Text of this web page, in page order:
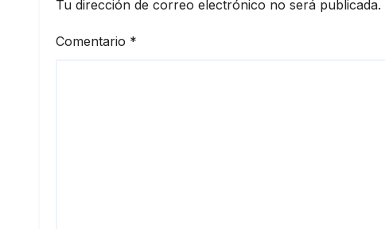
Tu dirección de correo electrónico no será publicada.
Comentario *